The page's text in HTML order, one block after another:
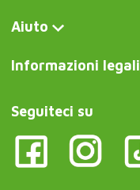
Aiuto
Informazioni legali
Seguiteci su